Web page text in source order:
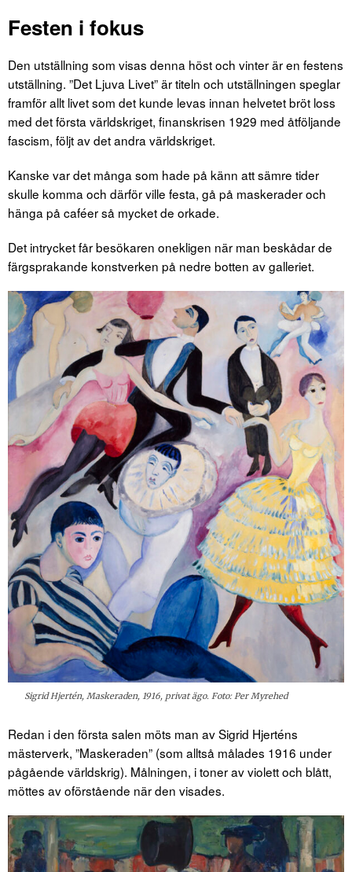
Festen i fokus
Den utställning som visas denna höst och vinter är en festens
utställning. ”Det Ljuva Livet” är titeln och utställningen speglar
framför allt livet som det kunde levas innan helvetet bröt loss
med det första världskriget, finanskrisen 1929 med åtföljande
fascism, följt av det andra världskriget.
Kanske var det många som hade på känn att sämre tider
skulle komma och därför ville festa, gå på maskerader och
hänga på caféer så mycket de orkade.
Det intrycket får besökaren onekligen när man beskådar de
färgsprakande konstverken på nedre botten av galleriet.
Sigrid Hjertén, Maskeraden, 1916, privat ägo. Foto: Per Myrehed
Redan i den första salen möts man av Sigrid Hjerténs
mästerverk, ”Maskeraden” (som alltså målades 1916 under
pågående världskrig). Målningen, i toner av violett och blått,
möttes av oförstående när den visades.